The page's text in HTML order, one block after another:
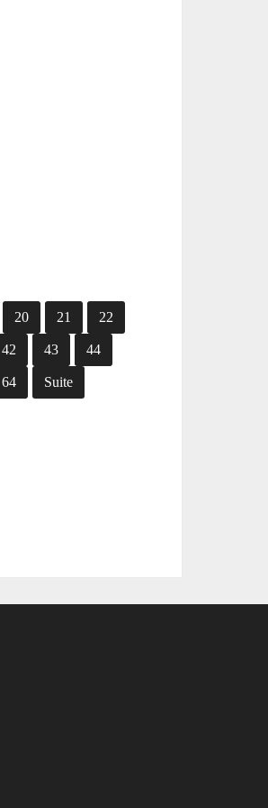
20 21 22
42 43 44
64 Suite